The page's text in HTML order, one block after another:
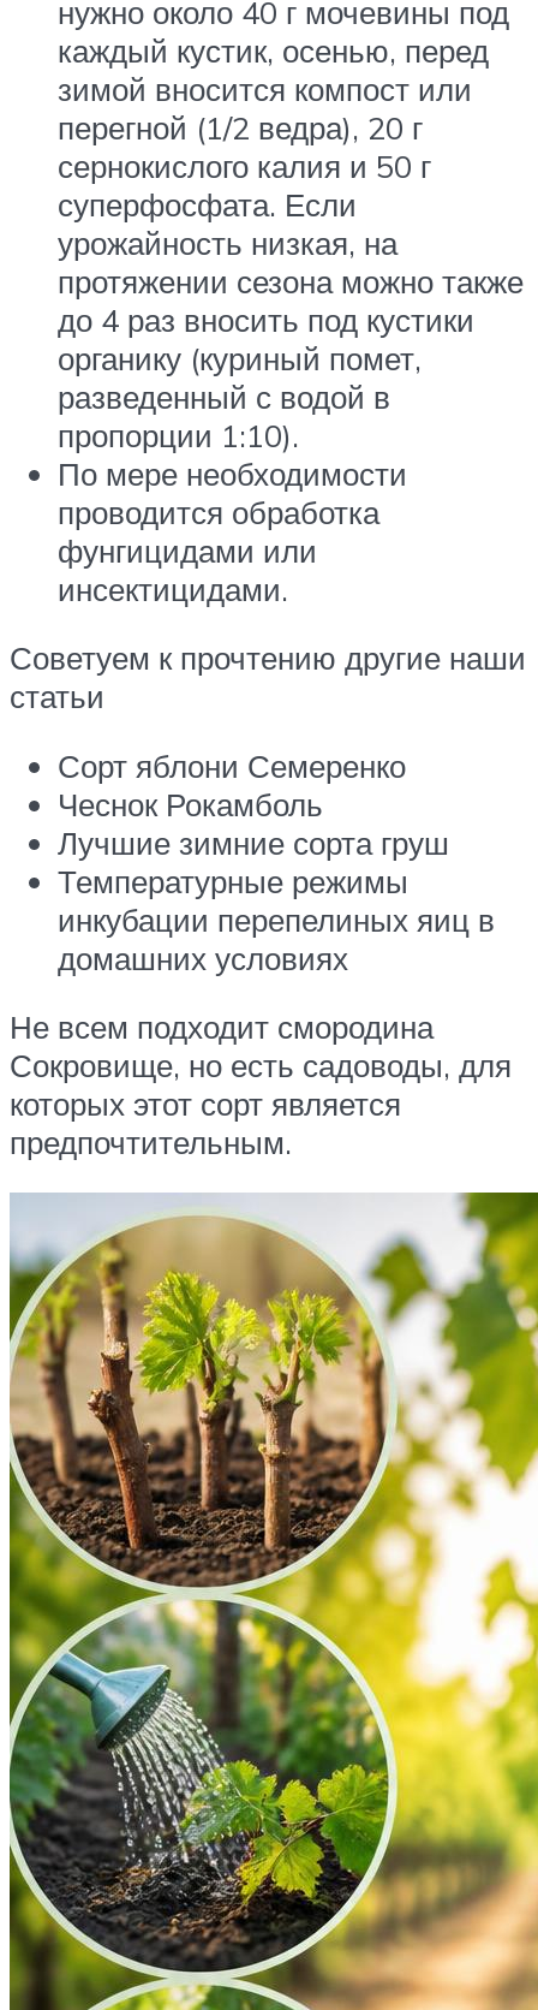
нужно около 40 г мочевины под
каждый кустик, осенью, перед
зимой вносится компост или
перегной (1/2 ведра), 20 г
сернокислого калия и 50 г
суперфосфата. Если
урожайность низкая, на
протяжении сезона можно также
до 4 раз вносить под кустики
органику (куриный помет,
разведенный с водой в
пропорции 1:10).
По мере необходимости
проводится обработка
фунгицидами или
инсектицидами.
Советуем к прочтению другие наши
статьи
Сорт яблони Семеренко
Чеснок Рокамболь
Лучшие зимние сорта груш
Температурные режимы
инкубации перепелиных яиц в
домашних условиях
Не всем подходит смородина
Сокровище, но есть садоводы, для
которых этот сорт является
предпочтительным.